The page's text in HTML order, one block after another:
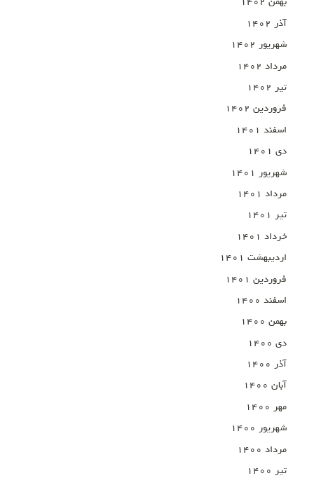
بهمن ۱۴۰۲
آذر ۱۴۰۲
شهریور ۱۴۰۲
مرداد ۱۴۰۲
تیر ۱۴۰۲
فروردین ۱۴۰۲
اسفند ۱۴۰۱
دی ۱۴۰۱
شهریور ۱۴۰۱
مرداد ۱۴۰۱
تیر ۱۴۰۱
خرداد ۱۴۰۱
اردیبهشت ۱۴۰۱
فروردین ۱۴۰۱
اسفند ۱۴۰۰
بهمن ۱۴۰۰
دی ۱۴۰۰
آذر ۱۴۰۰
آبان ۱۴۰۰
مهر ۱۴۰۰
شهریور ۱۴۰۰
مرداد ۱۴۰۰
تیر ۱۴۰۰